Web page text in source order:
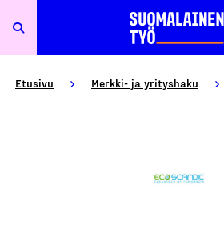
Etusivu Merkki- ja yrityshaku